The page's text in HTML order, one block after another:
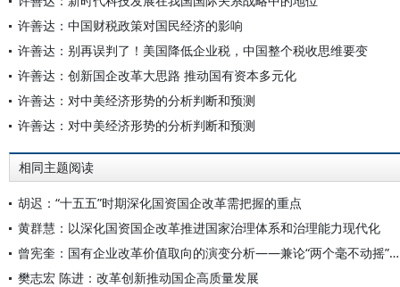
许善达：中国财税政策对国民经济的影响
许善达：别再误判了！美国降低企业税，中国整个税收思维要变
许善达：创新国企改革大思路 推动国有资本多元化
许善达：对中美经济形势的分析判断和预测
许善达：对中美经济形势的分析判断和预测
相同主题阅读
胡迟：“十五五”时期深化国资国企改革需把握的重点
黄群慧：以深化国资国企改革推进国家治理体系和治理能力现代化
曾宪奎：国有企业改革价值取向的演变分析——兼论“两个毫不动摇”之间的关系
樊志宏 陈进：改革创新推动国企高质量发展